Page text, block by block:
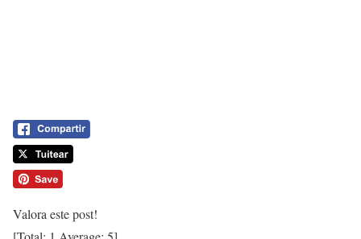
Valora este post!